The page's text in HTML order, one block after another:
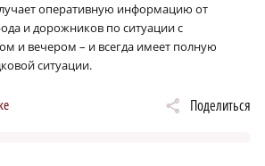
оперативную информацию от
и дорожников по ситуации с
и вечером – и всегда имеет полную
ситуации.
Поделиться